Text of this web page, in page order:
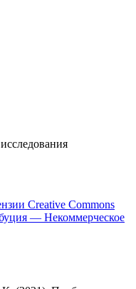
Creative Commons
— Некоммерческое